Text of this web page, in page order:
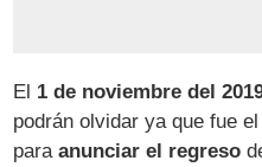
El 1 de noviembre del
podrán olvidar ya que fue
paraanunciar el regreso